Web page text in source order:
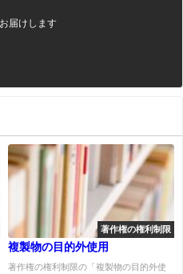
届けします
著作権の権利制限
複製物の目的外使用
著作権の権利制限の「複製物の目的外使